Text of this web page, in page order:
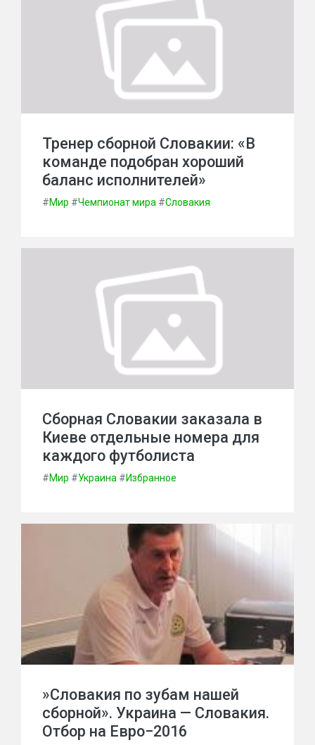
Тренер сборной Словакии: «В
команде подобран хороший
баланс исполнителей»
#Мир #Чемпионат мира #Словакия
Сборная Словакии заказала в
Киеве отдельные номера для
каждого футболиста
#Мир #Украина #Избранное
»Словакия по зубам нашей
сборной». Украина — Словакия.
Отбор на Евро−2016